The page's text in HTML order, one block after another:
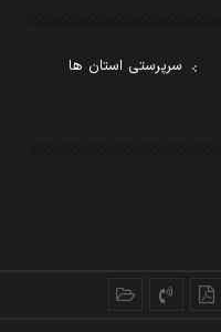
سرپرستی استان ها